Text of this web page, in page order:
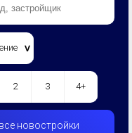
2 3 4+
новостройки